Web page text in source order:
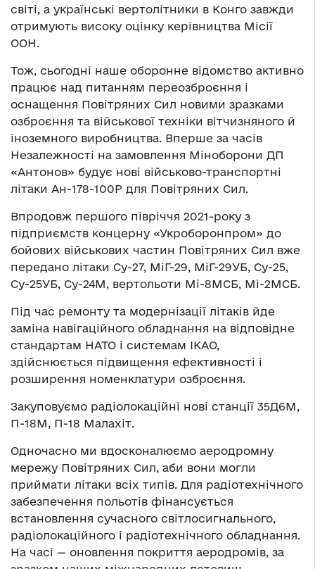
світі, а українські вертолітники в Конго завжди
отримують високу оцінку керівництва Місії
ООН.
Тож, сьогодні наше оборонне відомство активно
працює над питанням переозброєння і
оснащення Повітряних Сил новими зразками
озброєння та військової техніки вітчизняного й
іноземного виробництва. Вперше за часів
Незалежності на замовлення Міноборони ДП
«Антонов» будує нові військово-транспортні
літаки Ан-178-100Р для Повітряних Сил.
Впродовж першого півріччя 2021-року з
підприємств концерну «Укроборонпром» до
бойових військових частин Повітряних Сил вже
передано літаки Су-27, МіГ-29, МіГ-29УБ, Су-25,
Су-25УБ, Су-24М, вертольоти Мі-8МСБ, Мі-2МСБ.
Під час ремонту та модернізації літаків йде
заміна навігаційного обладнання на відповідне
стандартам НАТО і системам IKAO,
здійснюється підвищення ефективності і
розширення номенклатури озброєння.
Закуповуємо радіолокаційні нові станції 35Д6М,
П-18М, П-18 Малахіт.
Одночасно ми вдосконалюємо аеродромну
мережу Повітряних Сил, аби вони могли
приймати літаки всіх типів. Для радіотехнічного
забезпечення польотів фінансується
встановлення сучасного світлосигнального,
радіолокаційного і радіотехнічного обладнання.
На часі — оновлення покриття аеродромів, за